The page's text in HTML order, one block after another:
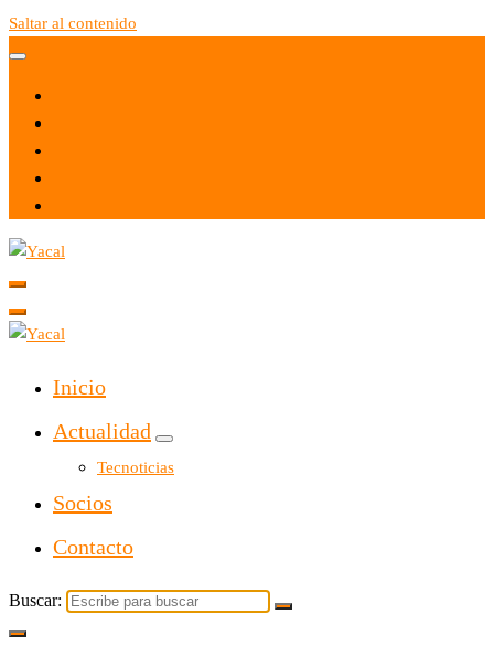
Saltar al contenido
Yacal micro hosting
Inicio
Actualidad
Tecnoticias
Socios
Contacto
Buscar: